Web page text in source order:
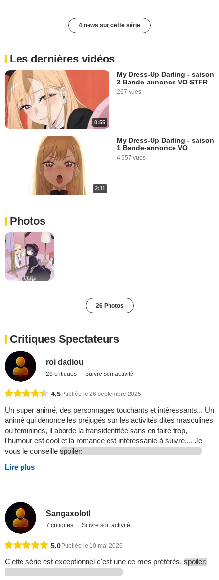
4 news sur cette série
Les dernières vidéos
0:55
My Dress-Up Darling - saison
2 Bande-annonce VO STFR
267 vues
2:11
My Dress-Up Darling - saison
1 Bande-annonce VO
4 557 vues
Photos
26 Photos
Critiques Spectateurs
roi dadiou
26 critiques Suivre son activité
4,5 Publiée le 26 septembre 2025
Un super animé, des personnages touchants et intéressants... Un
animé qui dénonce les préjugés sur les activités dites masculines
ou feminines, il aborde la transidentitée sans en faire trop,
l'humour est cool et la romance est intéressante à suivre.... Je
vous le conseille spoiler:
Lire plus
Sangaxolotl
7 critiques Suivre son activité
5,0Publiée le 10 mai 2026
C'ette série est exceptionnel c'est une de mes préférés. spoiler: